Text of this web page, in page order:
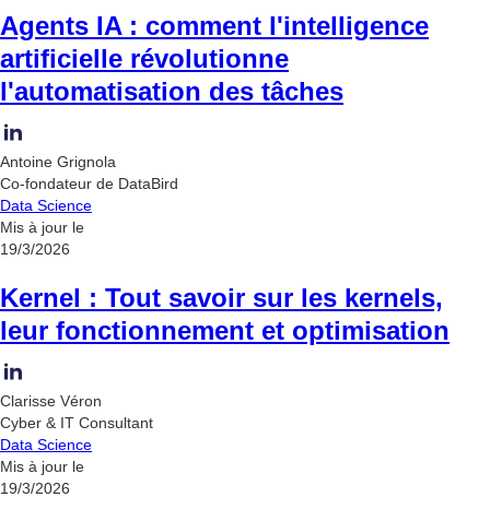
Agents IA : comment l'intelligence
artificielle révolutionne
l'automatisation des tâches
Antoine Grignola
Co-fondateur de DataBird
Data Science
Mis à jour le
19/3/2026
Kernel : Tout savoir sur les kernels,
leur fonctionnement et optimisation
Clarisse Véron
Cyber & IT Consultant
Data Science
Mis à jour le
19/3/2026